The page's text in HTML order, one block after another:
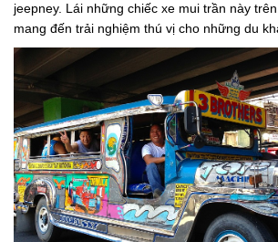
jeepney. Lái những chiếc xe mui trần này
mang đến trải nghiệm thú vị cho những du